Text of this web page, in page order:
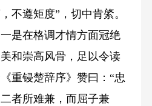
不遵矩度”，切中肯綮。
是在格调才情方面冠绝
和崇高风骨，足以令读
重锓楚辞序》赞曰：“忠
者所难兼，而屈子兼